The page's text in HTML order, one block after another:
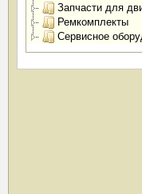
Запчасти для
Ремкомплекты
Сервисное